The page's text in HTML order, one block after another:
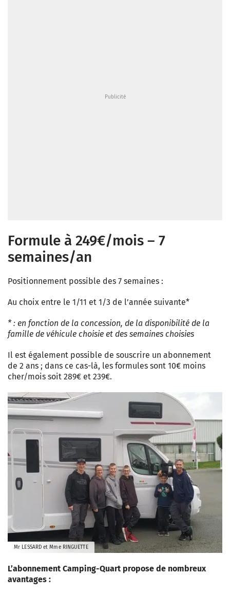
Formule à 249€/mois – 7
semaines/an
Positionnement possible des 7 semaines :
Au choix entre le 1/11 et 1/3 de l’année suivante*
* : en fonction de la concession, de la disponibilité de la
famille de véhicule choisie et des semaines choisies
Il est également possible de souscrire un abonnement
de 2 ans ; dans ce cas-là, les formules sont 10€ moins
cher/mois soit 289€ et 239€.
Mr LESSARD et Mme RINGUETTE
L’abonnement Camping-Quart propose de nombreux
avantages :